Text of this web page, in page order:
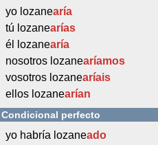
yo lozanearía
tú lozanearías
él lozanearía
nosotros lozanearíamos
vosotros lozanearíais
ellos lozanearían
Condicional perfecto
yo habría lozaneado